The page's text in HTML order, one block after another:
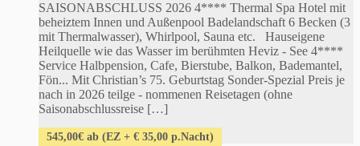
SAISONABSCHLUSS 2026 4**** Thermal Spa Hotel mit
beheiztem Innen und Außenpool Badelandschaft 6 Becken (3
mit Thermalwasser), Whirlpool, Sauna etc. Hauseigene
Heilquelle wie das Wasser im berühmten Heviz - See 4****
Service Halbpension, Cafe, Bierstube, Balkon, Bademantel,
Fön... Mit Christian’s 75. Geburtstag Sonder-Spezial Preis je
nach in 2026 teilge - nommenen Reisetagen (ohne
Saisonabschlussreise […]
545,00€ ab (EZ + € 35,00 p.Nacht)